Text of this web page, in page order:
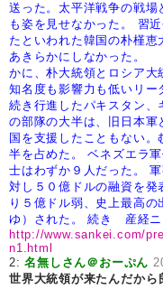
送った。太平洋戦争の戦
も姿を見せなかった。
習
たといわれた韓国の朴槿恵
あきらかにしなかった。
かに、朴大統領とロシア
知名度も影響力も低いリー
続き行進したパキスタン
の部隊の大半は、旧日本軍
国を支援したこともない
半を占めた。
ベネズエラ
士はわずか９人だった。
対し５０億ドルの融資を発
り５億ドル弱、史上最高
ゆ）された。
続き 産経
http://www.sankei.com/
n1.html
2:名無しさん＠おーぷん
世界大統領が来たんだから